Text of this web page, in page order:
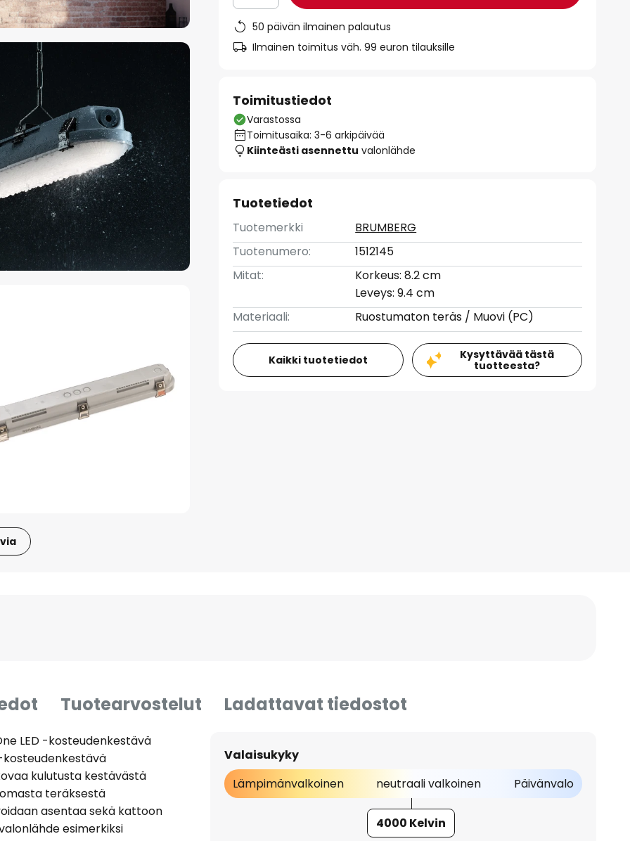
50 päivän ilmainen palautus
Ilmainen toimitus väh. 99 euron tilauksille
Toimitustiedot
Varastossa
Toimitusaika: 3-6 arkipäivää
Kiinteästi asennettu valonlähde
Tuotetiedot
Tuotemerkki
BRUMBERG
Tuotenumero:
1512145
Mitat:
Korkeus: 8.2 cm
Leveys: 9.4 cm
Materiaali:
Ruostumaton teräs / Muovi (PC)
Kaikki tuotetiedot
Kysyttävää tästä
tuotteesta?
Tuotearvostelut Ladattavat tiedostot
LED -kosteudenkestävä
kosteudenkestävä
kulutusta kestävästä
teräksestä
asentaa sekä kattoon
esimerkiksi
Valaisukyky
Lämpimänvalkoinen
neutraali valkoinen Päivänvalo
4000 Kelvin